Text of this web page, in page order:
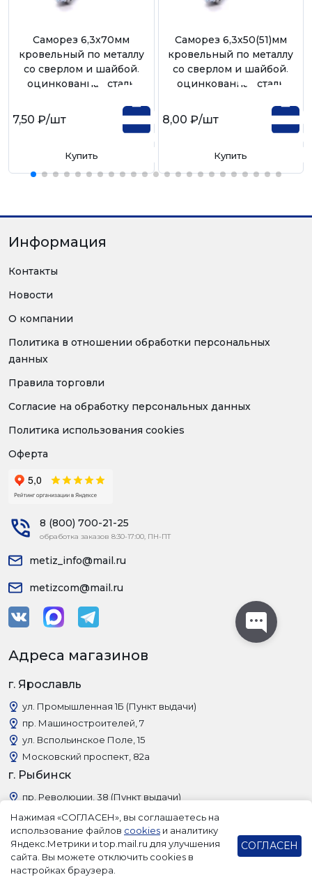
Саморез 6,3х70мм
кровельный по металлу
со сверлом и шайбой,
оцинкованная сталь
7,50 ₽/шт
Купить
Саморез 6,3х50(51)мм
кровельный по металлу
со сверлом и шайбой,
оцинкованная сталь
8,00 ₽/шт
Купить
Информация
Контакты
Новости
О компании
Политика в отношении обработки персональных
данных
Правила торговли
Согласие на обработку персональных данных
Политика использования cookies
Оферта
8 (800) 700-21-25
обработка заказов 8:30-17:00, ПН-ПТ
metiz_info@mail.ru
metizcom@mail.ru
Адреса магазинов
г. Ярославль
ул. Промышленная 1Б (Пункт выдачи)
пр. Машиностроителей, 7
ул. Вспольинское Поле, 15
Московский проспект, 82а
г. Рыбинск
пр. Революции, 38 (Пункт выдачи)
Нажимая «СОГЛАСЕН», вы соглашаетесь на
использование файлов cookies и аналитику
Яндекс.Метрики и top.mail.ru для улучшения
сайта. Вы можете отключить cookies в
настройках браузера.
СОГЛАСЕН